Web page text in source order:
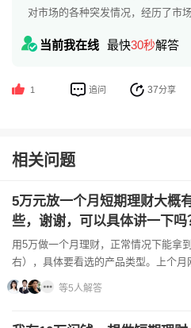
对市场的各种突发情况，经历了市
当前我在线 最快30秒解答
1 追问 37分享
相关问题
5万元放一个月短期理财大概
些，谢谢，可以具体讲一下吗
用5万做一个月理财，正常情况下能拿
右），具体要看选的产品类型。上个
据他这笔钱半年后要付装修款的实际情
等5人解答